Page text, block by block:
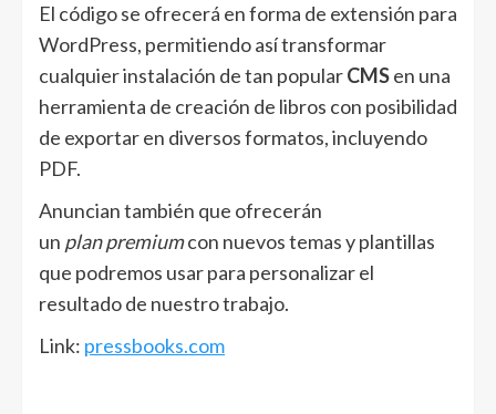
El código se ofrecerá en forma de extensión para
WordPress, permitiendo así transformar
cualquier instalación de tan popularCMSen una
herramienta de creación de libros con posibilidad
de exportar en diversos formatos, incluyendo
PDF.
Anuncian también que ofrecerán
un plan premiumcon nuevos temas y plantillas
que podremos usar para personalizar el
resultado de nuestro trabajo.
Link: pressbooks.com